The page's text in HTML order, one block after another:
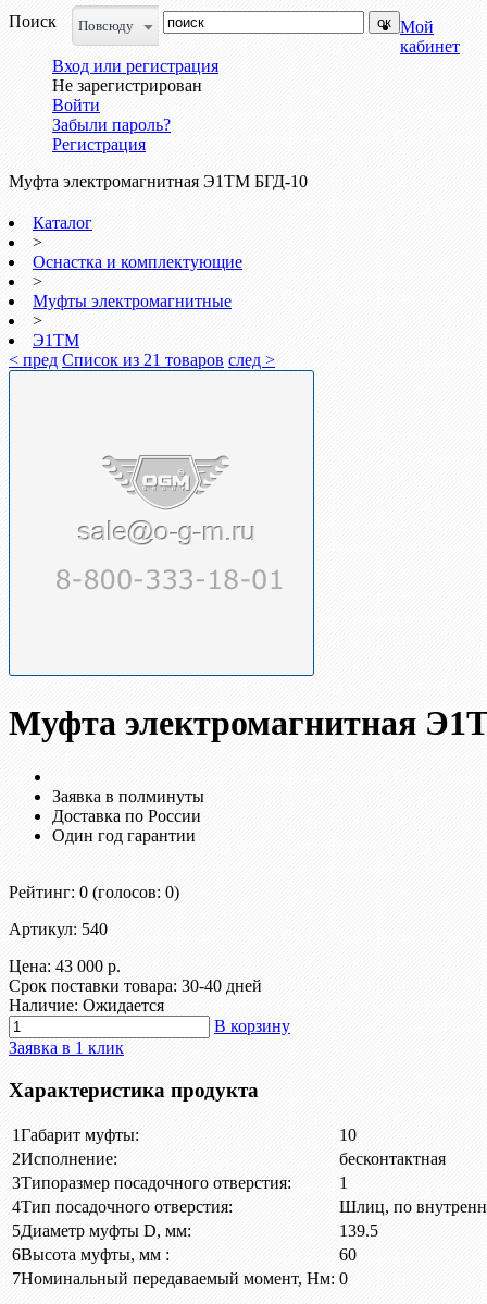
Поиск
Повсюду
Мой
кабинет
Вход или регистрация
Не зарегистрирован
Войти
Забыли пароль?
Регистрация
Муфта электромагнитная Э1ТМ БГД-10
Каталог
>
Оснастка и комплектующие
>
Муфты электромагнитные
>
Э1ТМ
< пред Список из 21 товаров след >
Муфта электромагнитная
Заявка в полминуты
Доставка по России
Один год гарантии
Рейтинг: 0 (голосов: 0)
Артикул: 540
Цена: 43 000 р.
Срок поставки товара: 30-40 дней
Наличие: Ожидается
В корзину
Заявка в 1 клик
Характеристика продукта
1Габарит муфты:
10
2Исполнение:
бесконтактная
3Типоразмер посадочного отверстия:
1
4Тип посадочного отверстия:
Шлиц, по
5Диаметр муфты D, мм:
139.5
6Высота муфты, мм :
60
7Номинальный передаваемый момент, Нм: 0